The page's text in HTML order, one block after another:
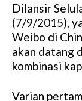
Dilansir
(7/9/2015),
Weibo di
akan datang
kombinasi
Varian